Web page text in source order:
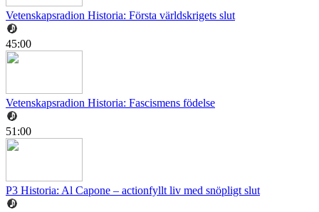
Vetenskapsradion Historia: Första världskrigets slut
45:00
Vetenskapsradion Historia: Fascismens födelse
51:00
P3 Historia: Al Capone – actionfyllt liv med snöpligt slut